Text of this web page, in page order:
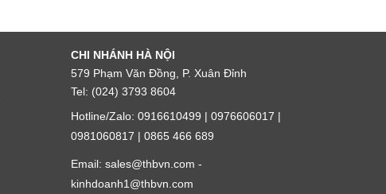
CHI NHÁNH HÀ NỘI
579 Phạm Văn Đồng, P. Xuân Đỉnh
Tel: (024) 3793 8604
Hotline/Zalo: 0916610499 | 0976606017 |
0981060817 | 0865 466 689
Email: sales@thbvn.com -
kinhdoanh1@thbvn.com